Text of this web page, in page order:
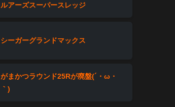
ルアーズスーパースレッジ
シーガーグランドマックス
がまかつラウンド25Rが廃盤(´・ω・
｀)